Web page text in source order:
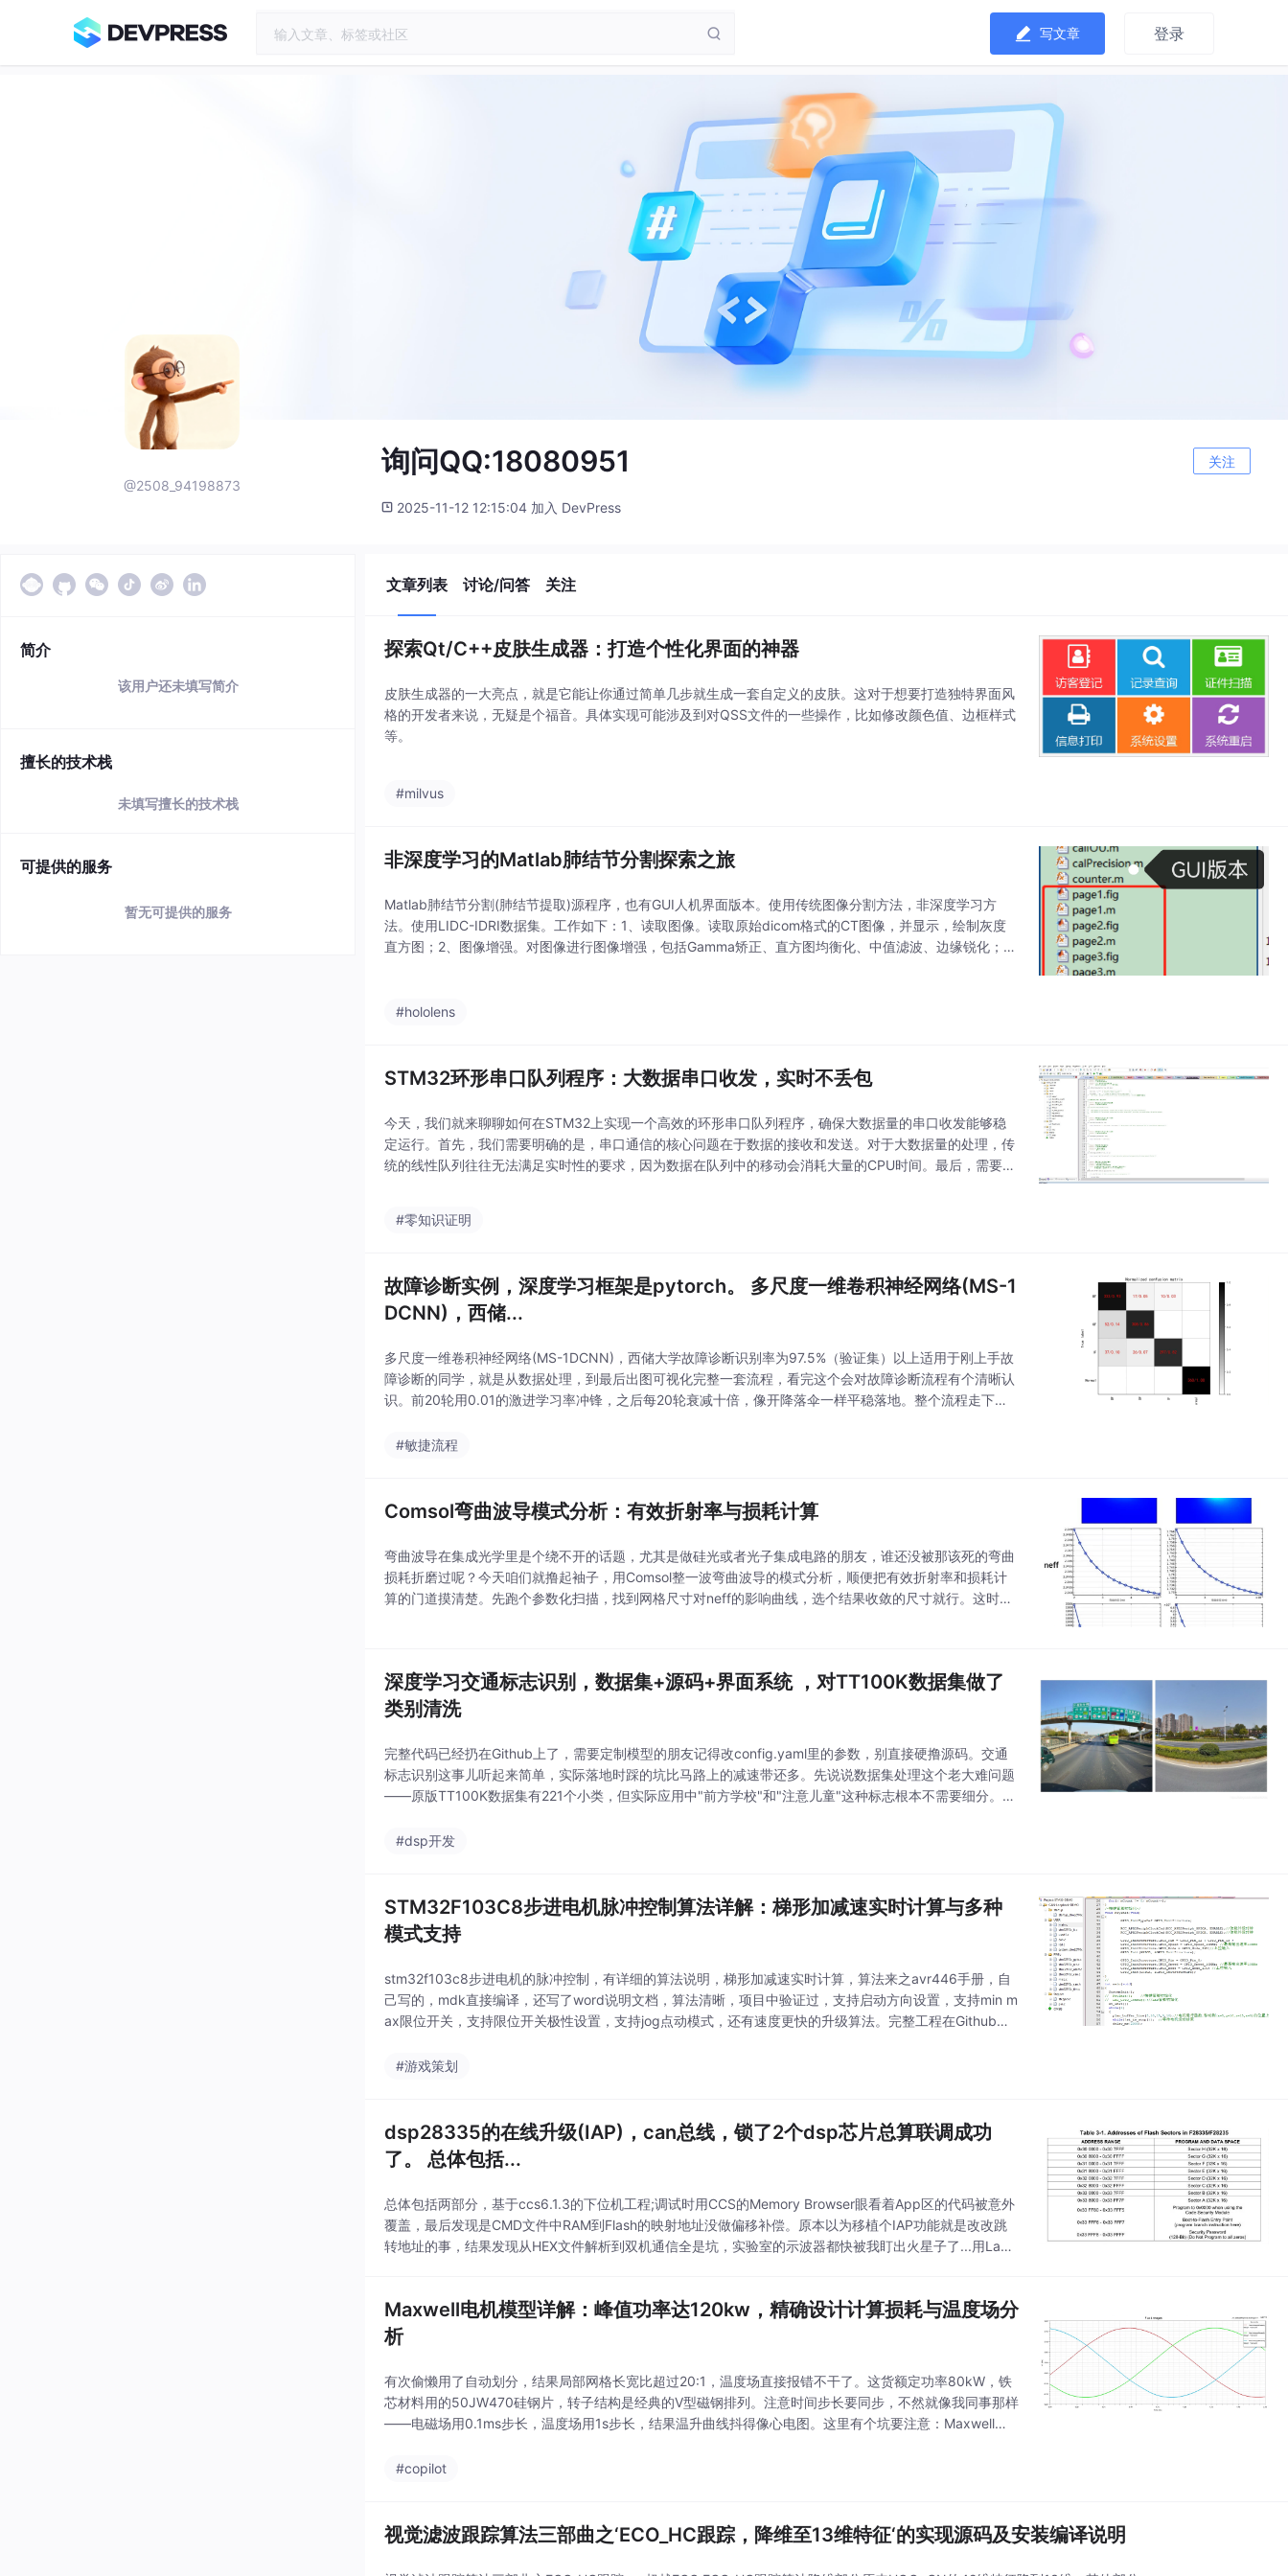
写文章 登录
@2508_94198873
询问QQ:18080951 关注
2025-11-12 12:15:04 加入 DevPress
简介
该用户还未填写简介
擅长的技术栈
未填写擅长的技术栈
可提供的服务
暂无可提供的服务
文章列表 讨论/问答 关注
探索Qt/C++皮肤生成器：打造个性化界面的神器
皮肤生成器的一大亮点，就是它能让你通过简单几步就生成一套自定义的皮肤。这对于想要打造独特界面风
格的开发者来说，无疑是个福音。具体实现可能涉及到对QSS文件的一些操作，比如修改颜色值、边框样式
等。
#milvus
非深度学习的Matlab肺结节分割探索之旅
Matlab肺结节分割(肺结节提取)源程序，也有GUI人机界面版本。使用传统图像分割方法，非深度学习方
法。使用LIDC-IDRI数据集。工作如下：1、读取图像。读取原始dicom格式的CT图像，并显示，绘制灰度
直方图；2、图像增强。对图像进行图像增强，包括Gamma矫正、直方图均衡化、中值滤波、边缘锐化；
#hololens
STM32环形串口队列程序：大数据串口收发，实时不丢包
今天，我们就来聊聊如何在STM32上实现一个高效的环形串口队列程序，确保大数据量的串口收发能够稳
定运行。首先，我们需要明确的是，串口通信的核心问题在于数据的接收和发送。对于大数据量的处理，传
统的线性队列往往无法满足实时性的要求，因为数据在队列中的移动会消耗大量的CPU时间。最后，需要注
#零知识证明
故障诊断实例，深度学习框架是pytorch。 多尺度一维卷积神经网络(MS-1
DCNN)，西储...
多尺度一维卷积神经网络(MS-1DCNN)，西储大学故障诊断识别率为97.5%（验证集）以上适用于刚上手故
障诊断的同学，就是从数据处理，到最后出图可视化完整一套流程，看完这个会对故障诊断流程有个清晰认
识。前20轮用0.01的激进学习率冲锋，之后每20轮衰减十倍，像开降落伞一样平稳落地。整个流程走下
现内圈故
#敏捷流程
Comsol弯曲波导模式分析：有效折射率与损耗计算
弯曲波导在集成光学里是个绕不开的话题，尤其是做硅光或者光子集成电路的朋友，谁还没被那该死的弯曲
损耗折磨过呢？今天咱们就撸起袖子，用Comsol整一波弯曲波导的模式分析，顺便把有效折射率和损耗计
算的门道摸清楚。先跑个参数化扫描，找到网格尺寸对neff的影响曲线，选个结果收敛的尺寸就行。这时候
深度学习交通标志识别，数据集+源码+界面系统 ，对TT100K数据集做了
类别清洗
完整代码已经扔在Github上了，需要定制模型的朋友记得改config.yaml里的参数，别直接硬撸源码。交通
标志识别这事儿听起来简单，实际落地时踩的坑比马路上的减速带还多。先说说数据集处理这个老大难问题
——原版TT100K数据集有221个小类，但实际应用中"前方学校"和"注意儿童"这种标志根本不需要细分。深
#dsp开发
STM32F103C8步进电机脉冲控制算法详解：梯形加减速实时计算与多种
模式支持
stm32f103c8步进电机的脉冲控制，有详细的算法说明，梯形加减速实时计算，算法来之avr446手册，自
己写的，mdk直接编译，还写了word说明文档，算法清晰，项目中验证过，支持启动方向设置，支持min m
ax限位开关，支持限位开关极性设置，支持jog点动模式，还有速度更快的升级算法。完整工程在Github
#游戏策划
dsp28335的在线升级(IAP)，can总线，锁了2个dsp芯片总算联调成功
了。 总体包括...
总体包括两部分，基于ccs6.1.3的下位机工程;调试时用CCS的Memory Browser眼看着App区的代码被意外
覆盖，最后发现是CMD文件中RAM到Flash的映射地址没做偏移补偿。原本以为移植个IAP功能就是改改跳
转地址的事，结果发现从HEX文件解析到双机通信全是坑，实验室的示波器都快被我盯出火星子了...用LabV
Maxwell电机模型详解：峰值功率达120kw，精确设计计算损耗与温度场分
析
有次偷懒用了自动划分，结果局部网格长宽比超过20:1，温度场直接报错不干了。这货额定功率80kW，铁
芯材料用的50JW470硅钢片，转子结构是经典的V型磁钢排列。注意时间步长要同步，不然就像我同事那样
——电磁场用0.1ms步长，温度场用1s步长，结果温升曲线抖得像心电图。这里有个坑要注意：Maxwell的
#copilot
视觉滤波跟踪算法三部曲之‘ECO_HC跟踪，降维至13维特征‘的实现源码及安装编译说明